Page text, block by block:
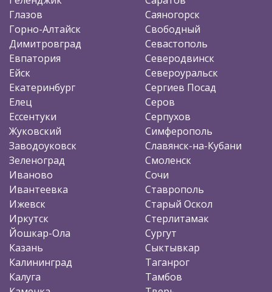
Глазов
Горно-Алтайск
Димитровград
Евпатория
Ейск
Екатеринбург
Елец
Ессентуки
Жуковский
Заводоуковск
Зеленоград
Иваново
Ивантеевка
Ижевск
Иркутск
Йошкар-Ола
Казань
Калининград
Калуга
Саяногорск
Свободный
Севастополь
Северодвинск
Североуральск
Сергиев Посад
Серов
Серпухов
Симферополь
Славянск-на-Кубани
Смоленск
Сочи
Ставрополь
Старый Оскол
Стерлитамак
Сургут
Сыктывкар
Таганрог
Тамбов